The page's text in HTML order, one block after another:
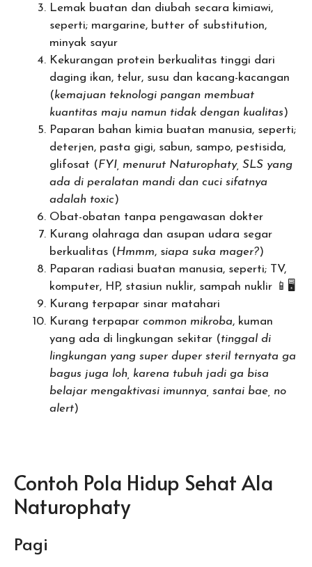
Lemak buatan dan diubah secara kimiawi,
seperti; margarine, butter of substitution,
minyak sayur
Kekurangan protein berkualitas tinggi dari
daging ikan, telur, susu dan kacang-kacangan
(kemajuan teknologi pangan membuat
kuantitas maju namun tidak dengan kualitas)
Paparan bahan kimia buatan manusia, seperti;
deterjen, pasta gigi, sabun, sampo, pestisida,
glifosat (FYI, menurut Naturophaty, SLS yang
ada di peralatan mandi dan cuci sifatnya
adalah toxic)
Obat-obatan tanpa pengawasan dokter
Kurang olahraga dan asupan udara segar
berkualitas (Hmmm, siapa suka mager?)
Paparan radiasi buatan manusia, seperti; TV,
komputer, HP, stasiun nuklir, sampah nuklir 📱🖥
Kurang terpapar sinar matahari
Kurang terpapar common mikroba, kuman
yang ada di lingkungan sekitar (tinggal di
lingkungan yang super duper steril ternyata ga
bagus juga loh, karena tubuh jadi ga bisa
belajar mengaktivasi imunnya, santai bae, no
alert)
Contoh Pola Hidup Sehat Ala
Naturophaty
Pagi